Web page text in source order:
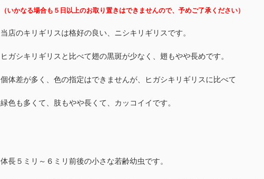
（いかなる場合も５日以上のお取り置きはできませんので、予めご了承ください）
当店のキリギリスは格好の良い、ニシキリギリスです。
ヒガシキリギリスと比べて翅の黒斑が少なく、翅もやや長めです。
個体差が多く、色の指定はできませんが、ヒガシキリギリスに比べて
緑色も多くて、肢もやや長くて、カッコイイです。
体長５ミリ～６ミリ前後の小さな若齢幼虫です。